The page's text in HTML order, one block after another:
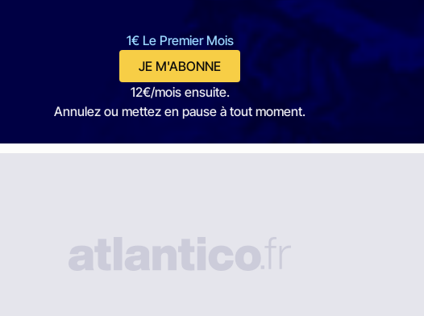
1€ Le Premier Mois
JE M'ABONNE
12€/mois ensuite.
Annulez ou mettez en pause à tout moment.